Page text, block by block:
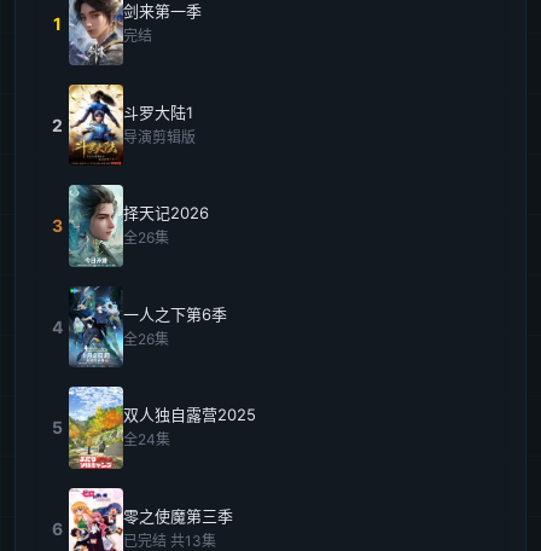
1
剑来第一季
完结
2
斗罗大陆1
导演剪辑版
3
择天记2026
全26集
4
一人之下第6季
全26集
5
双人独自露营2025
全24集
6
零之使魔第三季
已完结 共13集